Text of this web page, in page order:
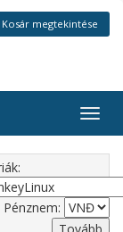
Kosár megtekintése
Pénznem: